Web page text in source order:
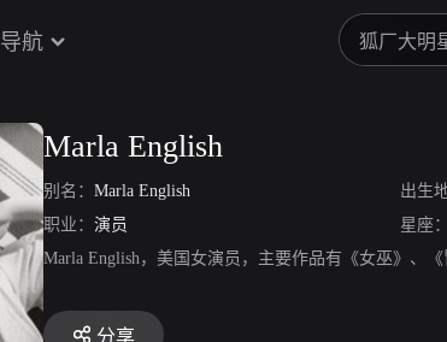
导航
Marla English
别名： Marla English 出生地
职业： 演员 星座：
Marla English，美国女演员，主要作品有《女巫》、《
分享